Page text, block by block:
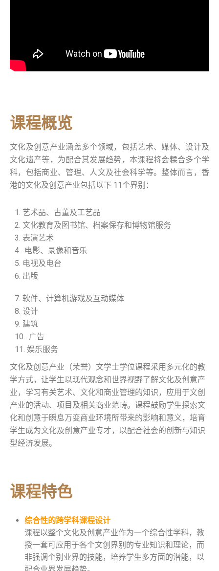
课程概览
文化及创意产业涵盖多个领域，包括艺术、媒体、设计及
文化遗产等，为配合其发展趋势，本课程将会糅合多个学
科，包括商业、管理、人文及社会科学等。整体而言，香
港的文化及创意产业包括以下 11个界别：
1. 艺术品、古董及工艺品
2. 文化教育及图书馆、档案保存和博物馆服务
3. 表演艺术
4. 电影、录像和音乐
5. 电视及电台
6. 出版
7. 软件、计算机游戏及互动媒体
8. 设计
9. 建筑
10. 广告
11. 娱乐服务
文化及创意产业（荣誉）文学士学位课程采用多元化的教
学方式，让学生以现代观念和世界视野了解文化及创意产
业，学习有关艺术、文化和商业管理的知识，应用于文创
产业的活动、项目及相关商业范畴。课程鼓励学生探索文
化和创意于瞬息万变商业环境所带来的影响和意义，培育
学生成为文化及创意产业专才，以配合社会的创新与知识
型经济发展。
课程特色
综合性的跨学科课程设计
课程以整个文化及创意产业作为一个综合性学科，教
授一套可应用于各个文创界别的专业知识和理论，而
非强调个别业界的技能，培养学生多方面的潜能，以